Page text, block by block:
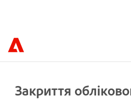
Закриття